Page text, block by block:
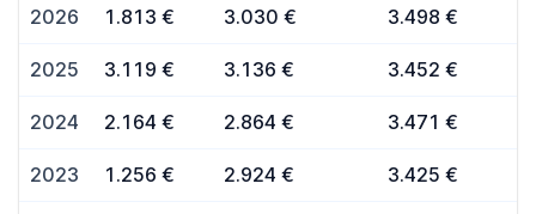
2026 1.813 € 3.030 € 3.498 €
2025 3.119 € 3.136 € 3.452 €
2024 2.164 € 2.864 € 3.471 €
2023 1.256 € 2.924 € 3.425 €